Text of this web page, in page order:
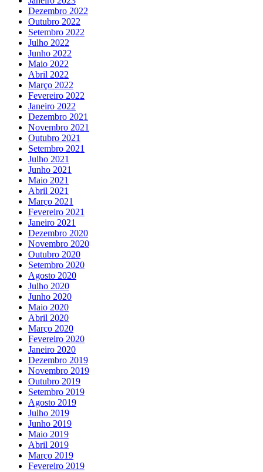
Dezembro 2022
Outubro 2022
Setembro 2022
Julho 2022
Junho 2022
Maio 2022
Abril 2022
Março 2022
Fevereiro 2022
Janeiro 2022
Dezembro 2021
Novembro 2021
Outubro 2021
Setembro 2021
Julho 2021
Junho 2021
Maio 2021
Abril 2021
Março 2021
Fevereiro 2021
Janeiro 2021
Dezembro 2020
Novembro 2020
Outubro 2020
Setembro 2020
Agosto 2020
Julho 2020
Junho 2020
Maio 2020
Abril 2020
Março 2020
Fevereiro 2020
Janeiro 2020
Dezembro 2019
Novembro 2019
Outubro 2019
Setembro 2019
Agosto 2019
Julho 2019
Junho 2019
Maio 2019
Abril 2019
Março 2019
Fevereiro 2019